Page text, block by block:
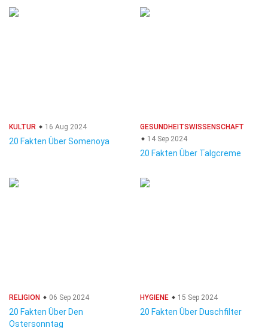
KULTUR 16 Aug 2024
20 Fakten Über Somenoya
GESUNDHEITSWISSENSCHAFT
14 Sep 2024
20 Fakten Über Talgcreme
RELIGION 06 Sep 2024
20 Fakten Über Den
Ostersonntag
HYGIENE 15 Sep 2024
20 Fakten Über Duschfilter